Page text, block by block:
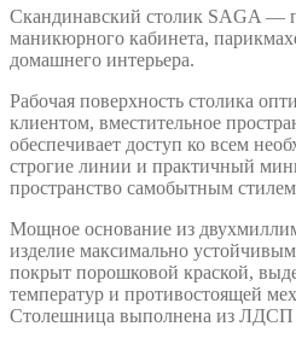
Скандинавский столик SAGA —
маникюрного кабинета,
домашнего интерьера.
Рабочая поверхность столика
клиентом, вместительное
обеспечивает доступ ко всем
строгие линии и практичный
пространство самобытным
Мощное основание из
изделие максимально
покрыт порошковой краской,
температур и противостоящей
Столешница выполнена из